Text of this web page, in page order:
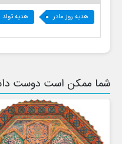
هدیه روز مادر هدیه تولد
شما ممکن است دوست